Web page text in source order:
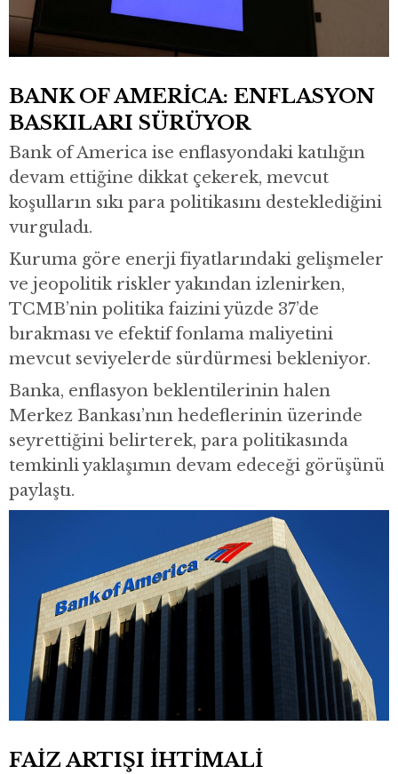
BANK OF AMERİCA: ENFLASYON
BASKILARI SÜRÜYOR
Bank of America ise enflasyondaki katılığın
devam ettiğine dikkat çekerek, mevcut
koşulların sıkı para politikasını desteklediğini
vurguladı.
Kuruma göre enerji fiyatlarındaki gelişmeler
ve jeopolitik riskler yakından izlenirken,
TCMB’nin politika faizini yüzde 37’de
bırakması ve efektif fonlama maliyetini
mevcut seviyelerde sürdürmesi bekleniyor.
Banka, enflasyon beklentilerinin halen
Merkez Bankası’nın hedeflerinin üzerinde
seyrettiğini belirterek, para politikasında
temkinli yaklaşımın devam edeceği görüşünü
paylaştı.
FAİZ ARTIŞI İHTİMALİ